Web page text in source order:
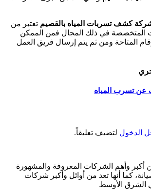
كشف تسربات المياه بالقصيم تعتبر من
المتخصصة في ذلك المجال فمن الممكن
المتاحة ومن ثم يتم إرسال فريق العمل
تسرب المياه
الدخول لتضيف تعليقاً.
أكبر وأهم الشركات المعروفة والمشهورة
كما أنها تعد من أوائل وأكبر شركات
الشرق الأوسط